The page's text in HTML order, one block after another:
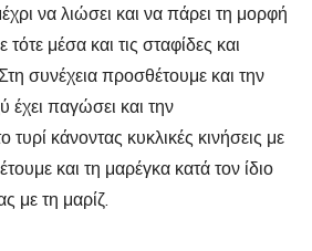
να λιώσει και να πάρει τη μορφή
μέσα και τις σταφίδες και
συνέχεια προσθέτουμε και την
έχει παγώσει και την
κάνοντας κυκλικές κινήσεις με
και τη μαρέγκα κατά τον ίδιο
με τη μαρίζ.